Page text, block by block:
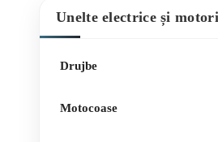
Unelte electrice și
Drujbe
Motocoase